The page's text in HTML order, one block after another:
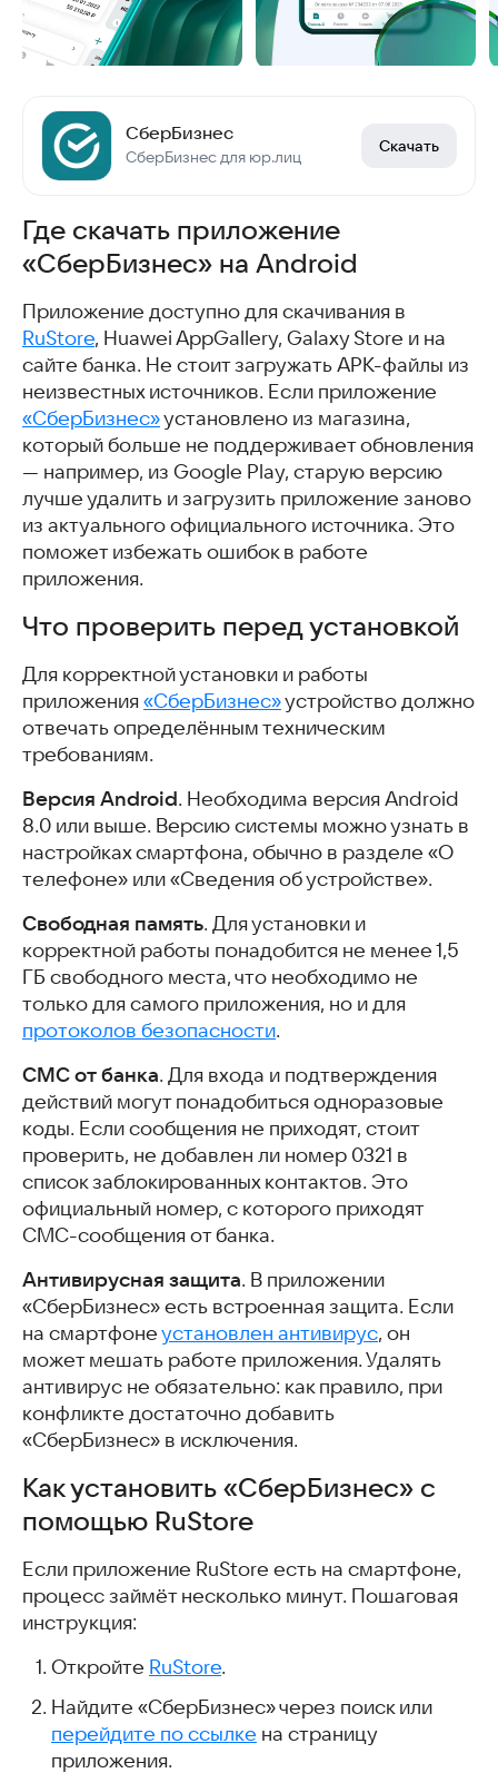
СберБизнес
СберБизнес для юр.лиц
Скачать
Где скачать приложение
«СберБизнес» на Android
Приложение доступно для скачивания в
RuStore, Huawei AppGallery, Galaxy Store и на
сайте банка. Не стоит загружать APK-файлы из
неизвестных источников. Если приложение
«СберБизнес»установлено из магазина,
который больше не поддерживает обновления
— например, из Google Play, старую версию
лучше удалить и загрузить приложение заново
из актуального официального источника. Это
поможет избежать ошибок в работе
приложения.
Что проверить перед установкой
Для корректной установки и работы
приложения «СберБизнес»устройство должно
отвечать определённым техническим
требованиям.
Версия Android. Необходима версия Android
8.0 или выше. Версию системы можно узнать в
настройках смартфона, обычно в разделе «О
телефоне» или «Сведения об устройстве».
Свободная память. Для установки и
корректной работы понадобится не менее 1,5
ГБ свободного места, что необходимо не
только для самого приложения, но и для
протоколов безопасности.
СМС от банка. Для входа и подтверждения
действий могут понадобиться одноразовые
коды. Если сообщения не приходят, стоит
проверить, не добавлен ли номер 0321 в
список заблокированных контактов. Это
официальный номер, с которого приходят
СМС-сообщения от банка.
Антивирусная защита. В приложении
«СберБизнес» есть встроенная защита. Если
на смартфоне установлен антивирус, он
может мешать работе приложения. Удалять
антивирус не обязательно: как правило, при
конфликте достаточно добавить
«СберБизнес» в исключения.
Как установить «СберБизнес» с
помощью RuStore
Если приложение RuStore есть на смартфоне,
процесс займёт несколько минут. Пошаговая
инструкция:
Откройте RuStore.
Найдите «СберБизнес» через поиск или
перейдите по ссылке на страницу
приложения.